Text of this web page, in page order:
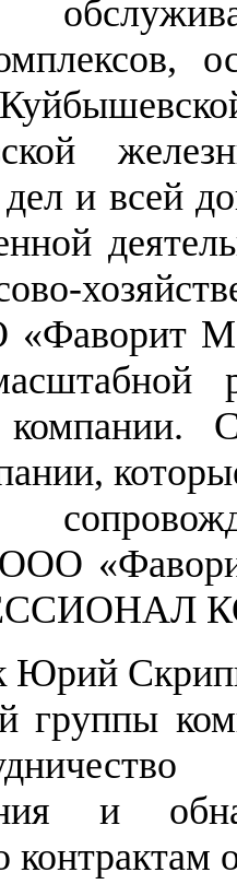
и всей
компании.
ООО
Юрий
группы
и